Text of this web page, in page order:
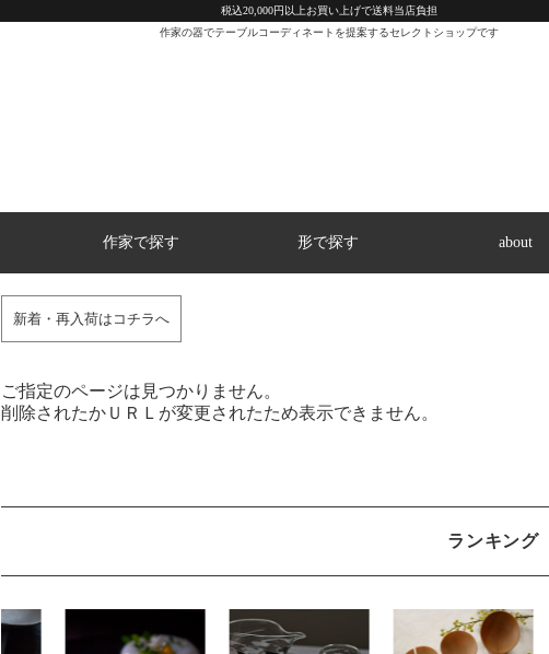
税込20,000円以上お買い上げで送料当店負担
作家の器でテーブルコーディネートを提案するセレクトショップです
作家で探す 形で探す about
新着・再入荷はコチラへ
ご指定のページは見つかりません。
削除されたかＵＲＬが変更されたため表示できません。
ランキング